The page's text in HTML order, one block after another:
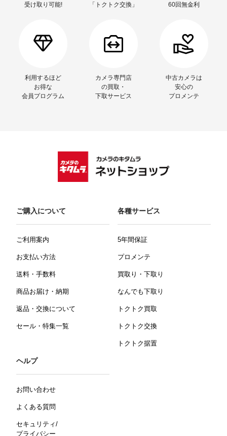
受け取り可能!
「トクトク交換」
60回無金利
利用するほど
お得な
会員プログラム
カメラ専門店
の買取・
下取サービス
中古カメラは
安心の
プロメンテ
ご購入について
ご利用案内
お支払い方法
送料・手数料
商品お届け・納期
返品・交換について
セール・特集一覧
各種サービス
5年間保証
プロメンテ
買取り・下取り
なんでも下取り
トクトク買取
トクトク交換
トクトク据置
ヘルプ
お問い合わせ
よくある質問
セキュリティ/
プライバシー